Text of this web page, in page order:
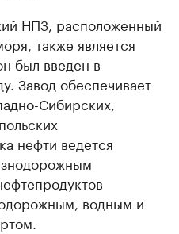
НПЗ, расположенный
также является
был введен в
Завод обеспечивает
Сибирских,
нефти ведется
водным и